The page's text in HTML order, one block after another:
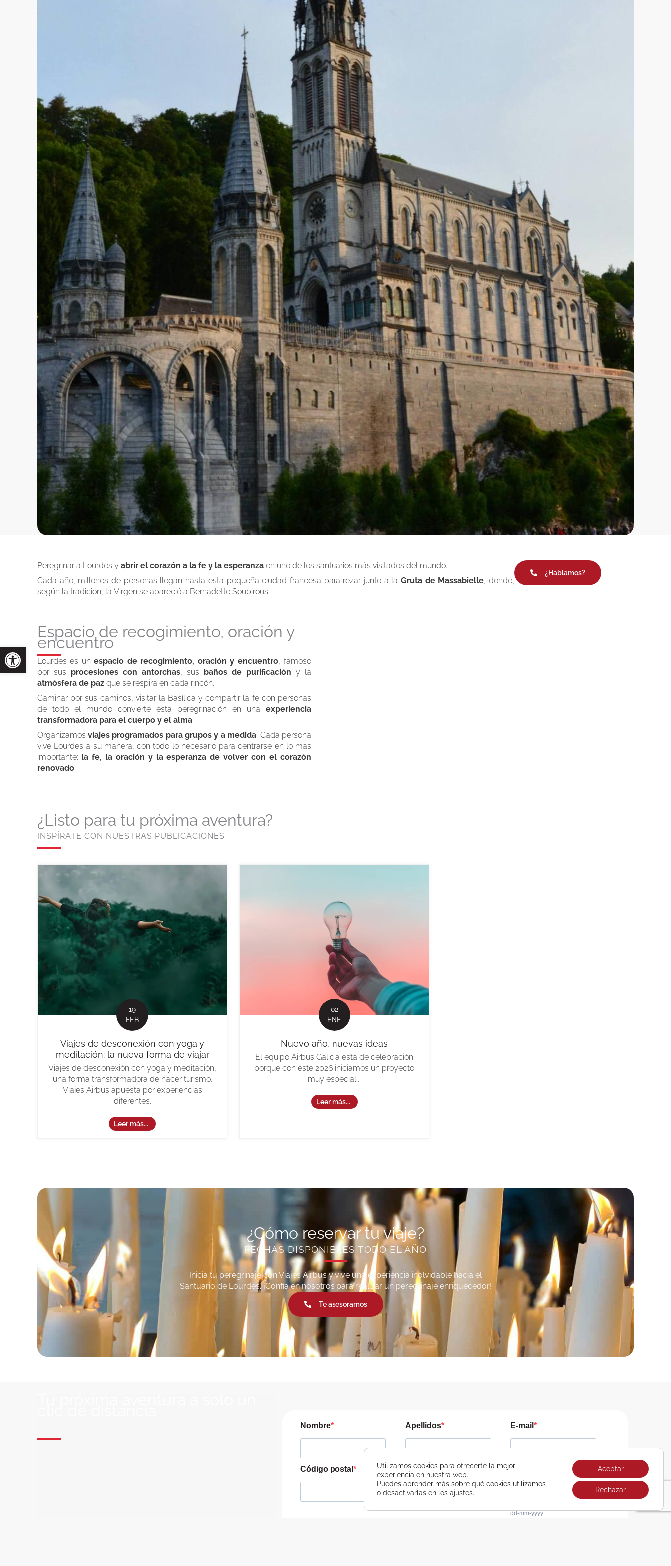
Peregrinar a Lourdes y abrir el corazón a la fe y la esperanza en uno de los santuarios más visitados del mundo.
Cada año, millones de personas llegan hasta esta pequeña ciudad francesa para rezar junto a la Gruta de Massabielle, donde,
según la tradición, la Virgen se apareció a Bernadette Soubirous.
¿Hablamos?
Espacio de recogimiento, oración y
encuentro
Lourdes es un espacio de recogimiento, oración y encuentro, famoso
por sus procesiones con antorchas, sus baños de purificación y la
atmósfera de paz que se respira en cada rincón.
Caminar por sus caminos, visitar la Basílica y compartir la fe con personas
de todo el mundo convierte esta peregrinación en una experiencia
transformadora para el cuerpo y el alma.
Organizamos viajes programados para grupos y a medida. Cada persona
vive Lourdes a su manera, con todo lo necesario para centrarse en lo más
importante: la fe, la oración y la esperanza de volver con el corazón
renovado.
¿Listo para tu próxima aventura?
INSPÍRATE CON NUESTRAS PUBLICACIONES
19
FEB
Viajes de desconexión con yoga y
meditación: la nueva forma de viajar
Viajes de desconexión con yoga y meditación,
una forma transformadora de hacer turismo.
Viajes Airbus apuesta por experiencias
diferentes.
Leer más...
02
ENE
Nuevo año, nuevas ideas
El equipo Airbus Galicia está de celebración
porque con este 2026 iniciamos un proyecto
muy especial...
Leer más...
¿Cómo reservar tu viaje?
FECHAS DISPONIBLES TODO EL AÑO
Inicia tu peregrinaje con Viajes Airbus y vive una experiencia inolvidable hacia el
Santuario de Lourdes. ¡Confía en nosotros para realizar un peregrinaje enriquecedor!
Te asesoramos
Nombre Apellidos E-mail
Código postal Teléfono
?
Fecha de cumpleaños
dd-mm-yyyy
Utilizamos cookies para ofrecerte la mejor
experiencia en nuestra web.
Puedes aprender más sobre qué cookies utilizamos
o desactivarlas en los ajustes.
Aceptar
Rechazar